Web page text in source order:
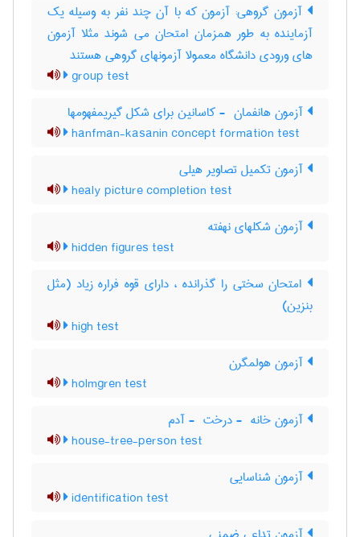
آزمون گروهی: آزمون که با آن چند نفر به وسیله یک
آزماینده به طور همزمان امتحان می شوند مثلا آزمون
های ورودی دانشگاه معمولا آزمونهای گروهی هستند
group test
آزمون هانفمان ‎ - کاسانین برای شکل گیریمفهومها
hanfman-kasanin concept formation test
آزمون تکمیل تصاویر هیلی
healy picture completion test
آزمون شکلهای نهفته
hidden figures test
امتحان سختی را گذرانده ، دارای قوه فراره زیاد (مثل
بنزین)
high test
آزمون هولمگرن
holmgren test
آزمون خانه ‎ - درخت ‎ - آدم
house-tree-person test
آزمون شناسایی
identification test